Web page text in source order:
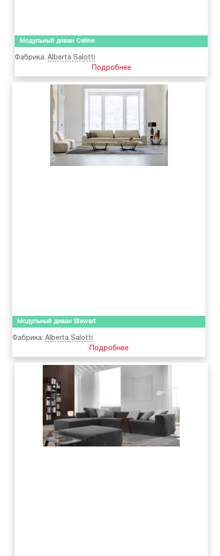
Модульный диван Celine
Фабрика: Alberta Salotti
Подробнее
Модульный диван Stewart
Фабрика: Alberta Salotti
Подробнее